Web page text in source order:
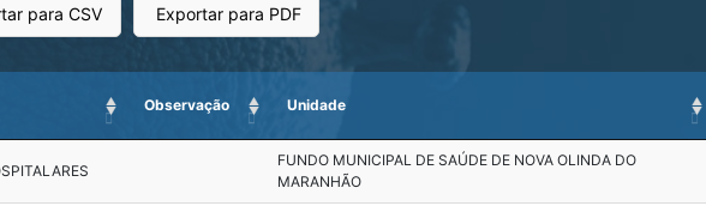
para CSV Exportar para PDF
Observação Unidade
FUNDO MUNICIPAL DE SAÚDE DE NOVA OLINDA DO
MARANHÃO